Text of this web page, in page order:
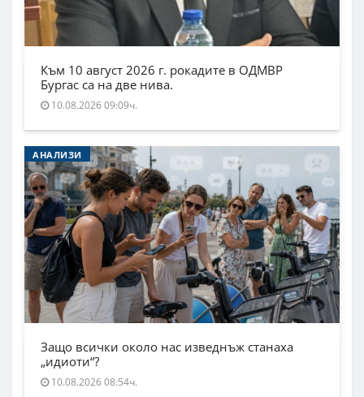
Към 10 август 2026 г. рокадите в ОДМВР
Бургас са на две нива.
10.08.2026 09:09ч.
АНАЛИЗИ
Защо всички около нас изведнъж станаха
„идиоти“?
10.08.2026 08:54ч.